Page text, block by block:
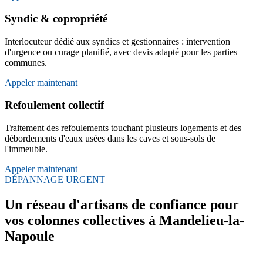
Syndic & copropriété
Interlocuteur dédié aux syndics et gestionnaires : intervention
d'urgence ou curage planifié, avec devis adapté pour les parties
communes.
Appeler maintenant
Refoulement collectif
Traitement des refoulements touchant plusieurs logements et des
débordements d'eaux usées dans les caves et sous-sols de
l'immeuble.
Appeler maintenant
DÉPANNAGE URGENT
Un réseau d'artisans de confiance pour
vos colonnes collectives à Mandelieu-la-
Napoule